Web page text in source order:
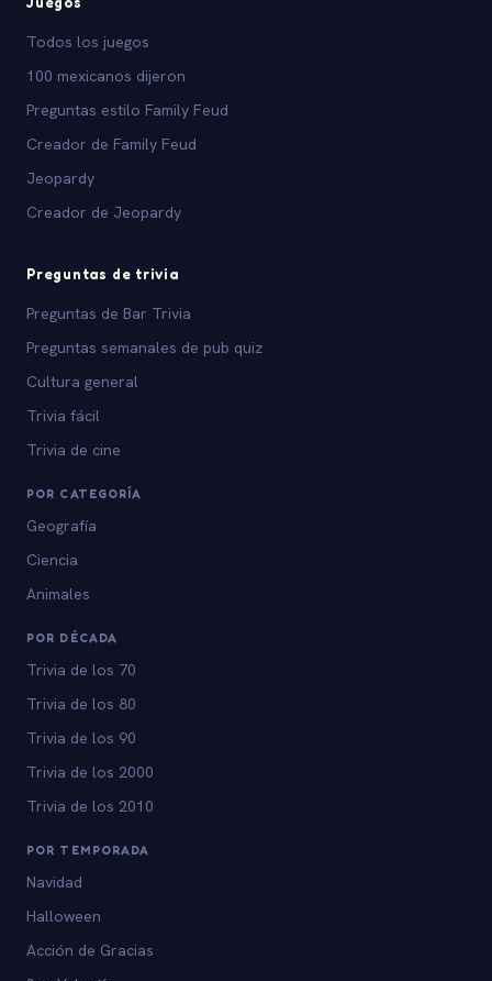
Todos los juegos
100 mexicanos dijeron
Preguntas estilo Family Feud
Creador de Family Feud
Jeopardy
Creador de Jeopardy
Preguntas de trivia
Preguntas de Bar Trivia
Preguntas semanales de pub quiz
Cultura general
Trivia fácil
Trivia de cine
POR CATEGORÍA
Geografía
Ciencia
Animales
POR DÉCADA
Trivia de los 70
Trivia de los 80
Trivia de los 90
Trivia de los 2000
Trivia de los 2010
POR TEMPORADA
Navidad
Halloween
Acción de Gracias